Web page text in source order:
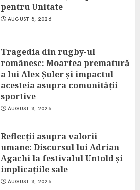
pentru Unitate
AUGUST 8, 2026
Tragedia din rugby-ul
românesc: Moartea prematură
a lui Alex Șuler și impactul
acesteia asupra comunității
sportive
AUGUST 8, 2026
Reflecții asupra valorii
umane: Discursul lui Adrian
Agachi la festivalul Untold și
implicațiile sale
AUGUST 8, 2026